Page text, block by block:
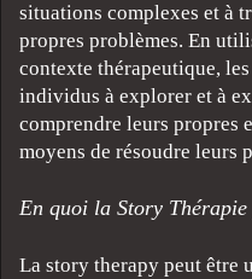
situations complexes et à
propres problèmes. En
contexte thérapeutique,
individus à explorer et à
comprendre leurs propres
moyens de résoudre leurs
En quoi la Story
La story therapy peut être